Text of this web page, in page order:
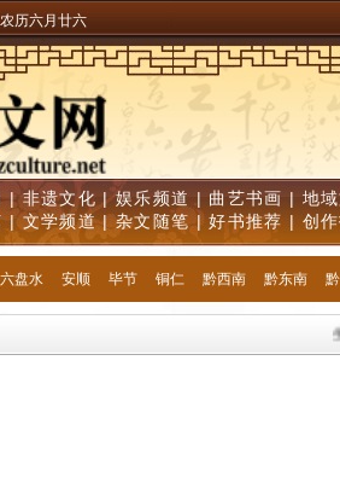
历六月廿六
|非遗文化 |娱乐频道 | 曲艺书画 | 地
|文学频道|杂文随笔 |好书推荐 | 创
六盘水 安顺 毕节 铜仁 黔西南 黔东南